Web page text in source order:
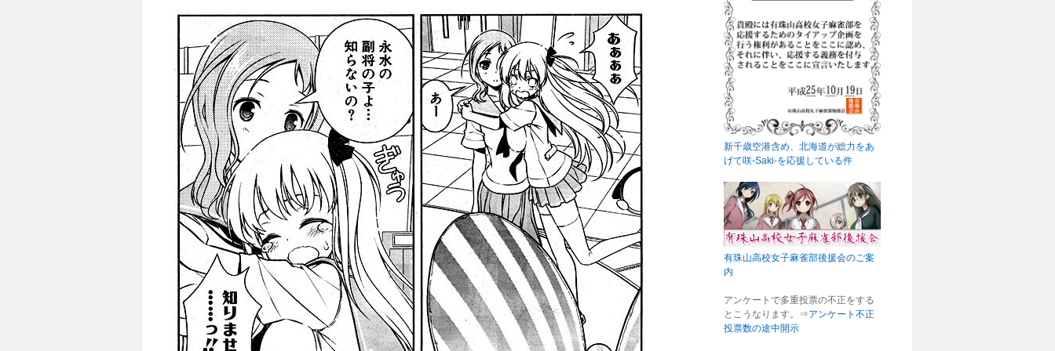
新千歳空港含め、北海道が総力をあ
げて咲-Saki-を応援している件
有珠山高校女子麻雀部後援会のご案
内
アンケートで多重投票の不正をする
とこうなります。⇒アンケート不正
投票数の途中開示